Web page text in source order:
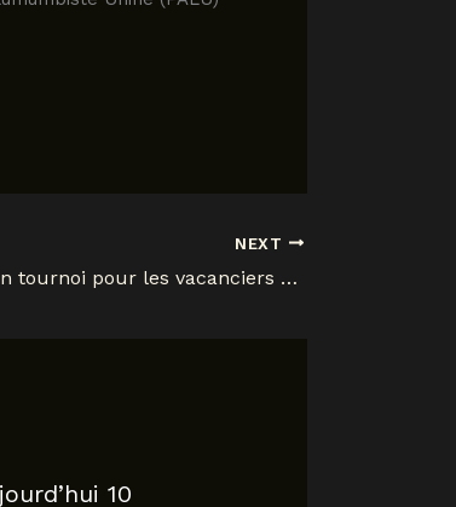
NEXT
Un tournoi pour les vacanciers 1180
10